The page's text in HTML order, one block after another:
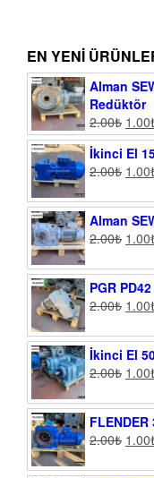
EN YENI
Alman
Redüktör
2.00₺ 1.00
İkinci El
2.00₺ 1.00
Alman
2.00₺ 1.00
PGR
2.00₺ 1.00
İkinci El
2.00₺ 1.00
2.00₺ 1.00